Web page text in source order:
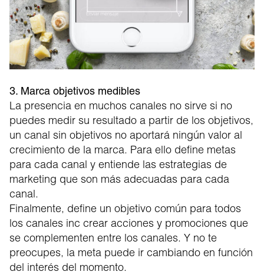
3. Marca objetivos medibles
La presencia en muchos canales no sirve si no
puedes medir su resultado a partir de los objetivos,
un canal sin objetivos no aportará ningún valor al
crecimiento de la marca. Para ello define metas
para cada canal y entiende las estrategias de
marketing que son más adecuadas para cada
canal.
Finalmente, define un objetivo común para todos
los canales inc crear acciones y promociones que
se complementen entre los canales. Y no te
preocupes, la meta puede ir cambiando en función
del interés del momento.